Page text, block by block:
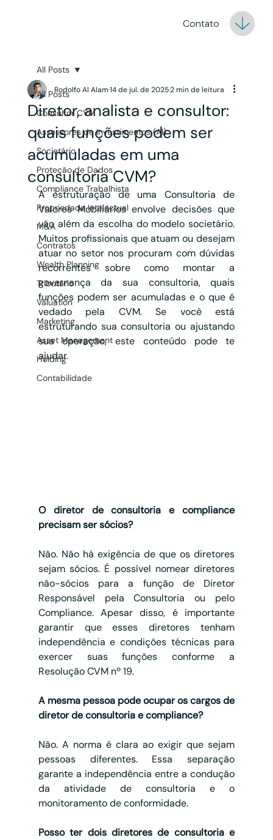
Contato
All Posts
Consultor CVM
Assessores de Investimentos (AI)
Societário
Proteção de Dados
Compliance Trabalhista
Propriedade Intelectual
M&A
Contratos
Wealth Planning
Tributário
Valuation
Marketing
Asset Management
Holding
Contabilidade
All Posts
Diretor, analista e consultor:
quais funções podem ser
acumuladas em uma
consultoria CVM?
Rodolfo Al Alam14 de jul. de 20252 min de leitura
A estruturação de uma Consultoria de
Valores Mobiliários envolve decisões que
vão além da escolha do modelo societário.
Muitos profissionais que atuam ou desejam
atuar no setor nos procuram com dúvidas
recorrentes sobre como montar a
governança da sua consultoria, quais
funções podem ser acumuladas e o que é
vedado pela CVM. Se você está
estruturando sua consultoria ou ajustando
sua operação, este conteúdo pode te
ajudar.
O diretor de consultoria e compliance
precisam ser sócios?
Não. Não há exigência de que os diretores
sejam sócios. É possível nomear diretores
não-sócios para a função de Diretor
Responsável pela Consultoria ou pelo
Compliance. Apesar disso, é importante
garantir que esses diretores tenham
independência e condições técnicas para
exercer suas funções conforme a
Resolução CVM nº 19.
A mesma pessoa pode ocupar os cargos de
diretor de consultoria e compliance?
Não. A norma é clara ao exigir que sejam
pessoas diferentes. Essa separação
garante a independência entre a condução
da atividade de consultoria e o
monitoramento de conformidade.
Posso ter dois diretores de consultoria e